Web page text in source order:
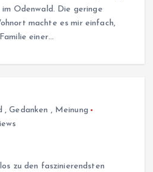
Odenwald. Die geringe
machte es mir einfach,
einer…
,Gedanken , Meinung
zu den faszinierendsten